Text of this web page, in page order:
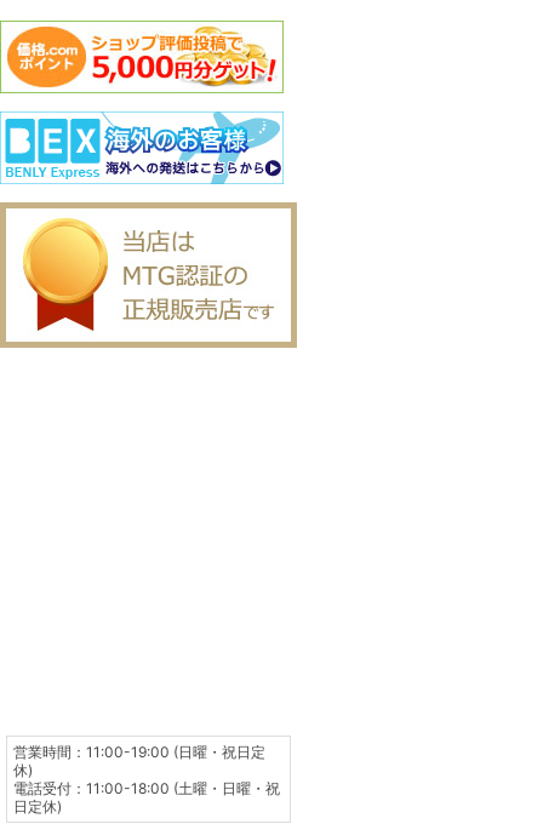
営業時間：11:00-19:00 (日曜・祝日定
休)
電話受付：11:00-18:00 (土曜・日曜・祝
日定休)